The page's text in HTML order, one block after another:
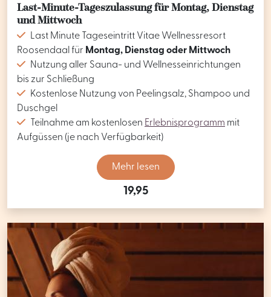
Last-Minute-Tageszulassung für Montag, Dienstag
und Mittwoch
Last Minute Tageseintritt Vitae Wellnessresort
Roosendaal für Montag, Dienstag oder Mittwoch
Nutzung aller Sauna- und Wellnesseinrichtungen
bis zur Schließung
Kostenlose Nutzung von Peelingsalz, Shampoo und
Duschgel
Teilnahme am kostenlosen Erlebnisprogramm mit
Aufgüssen (je nach Verfügbarkeit)
Mehr lesen
19,95